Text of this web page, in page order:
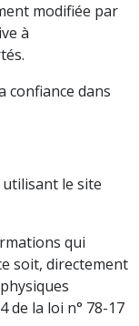
modifiée par
à
confiance dans
le site
qui
soit, directement
de la loi n° 78-17